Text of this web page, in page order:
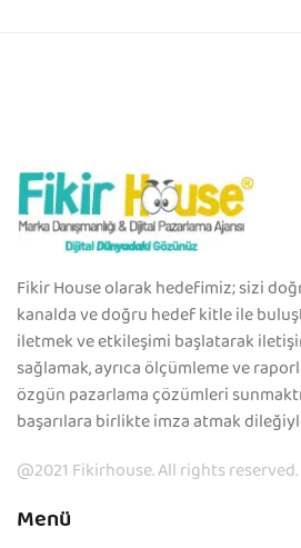
Fikir House olarak hedefimiz; sizi
kanalda ve doğru hedef kitle ile
iletmek ve etkileşimi başlatarak
sağlamak, ayrıca ölçümleme ve
özgün pazarlama çözümleri
başarılara birlikte imza atmak
@2021 Fikirhouse. All rights reserved.
Menü